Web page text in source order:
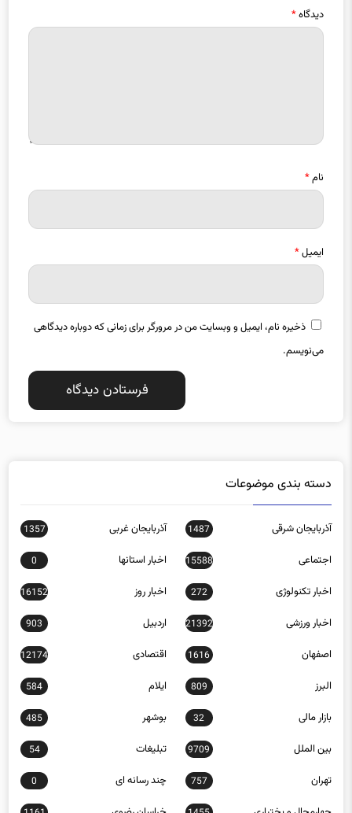
شده‌اند*
دیدگاه
نام
ایمیل
ذخیره نام، ایمیل و وبسایت من در مرورگر برای زمانی که دوباره دیدگاهی
دسته بندی موضوعات
آذربایجان شرقی 1487 آذربایجان غربی 1357
اجتماعی 15588 اخبار استانها 0
اخبار تکنولوژی 272 اخبار روز 16152
اخبار ورزشی 21392 اردبیل 903
اصفهان 1616 اقتصادی 12174
البرز 809
584
بازار مالی 32 بوشهر 485
بین الملل 9709 تبلیغات 54
تهران 757 چند رسانه ای 0